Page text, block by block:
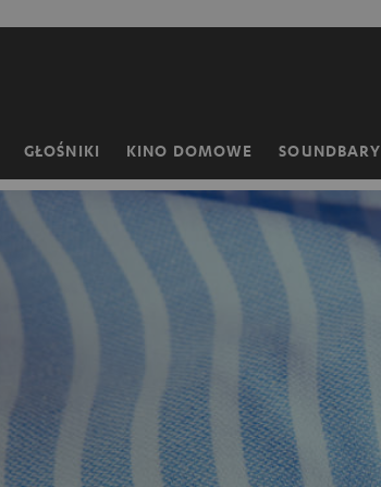
GŁOŚNIKI KINO DOMOWE SOUNDBARY
Strona
główna